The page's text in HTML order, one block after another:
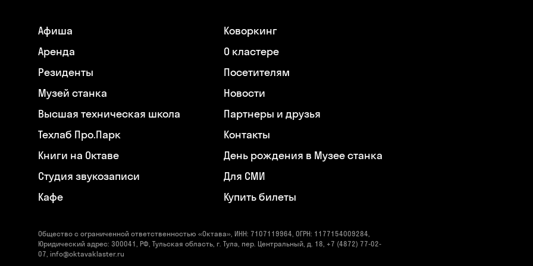
Афиша
Аренда
Резиденты
Музей станка
Высшая техническая школа
Техлаб Про.Парк
Книги на Октаве
Студия звукозаписи
Кафе
Коворкинг
О кластере
Посетителям
Новости
Партнеры и друзья
Контакты
День рождения в Музее станка
Для СМИ
Купить билеты
Общество с ограниченной ответственностью «Октава», ИНН: 7107119964, ОГРН: 1177154009284,
Юридический адрес: 300041, РФ, Тульская область, г. Тула, пер. Центральный, д. 18, +7 (4872) 77-02-
07, info@oktavaklaster.ru